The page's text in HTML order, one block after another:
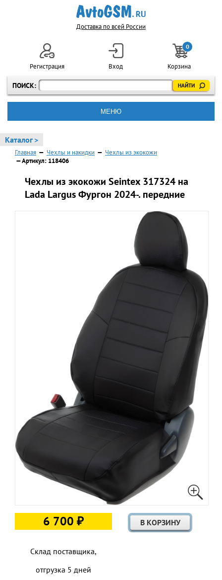
Доставка по всей России
ПОИСК:
Регистрация Вход
0
Корзина
МЕНЮ
Каталог >
Главная — Чехлы и накидки — Чехлы из экокожи
— Артикул: 118406
Чехлы из экокожи Seintex 317324 на
Lada Largus Фургон 2024-. передние
6 700 ₽
Склад поставщика,
отгрузка 5 дней